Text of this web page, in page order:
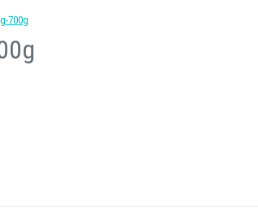
700g